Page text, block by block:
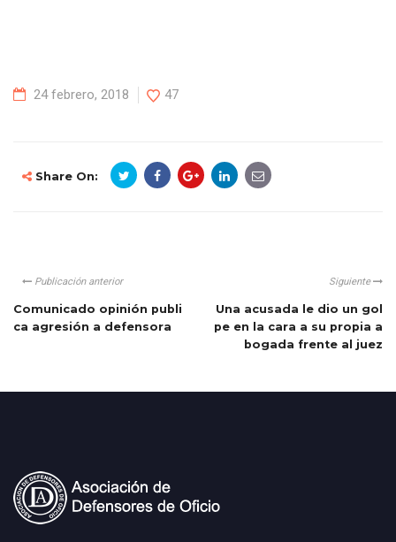
24 febrero, 2018 47
Share On:
Publicación anterior
Comunicado opinión publi
ca agresión a defensora
Siguiente
Una acusada le dio un gol
pe en la cara a su propia a
bogada frente al juez